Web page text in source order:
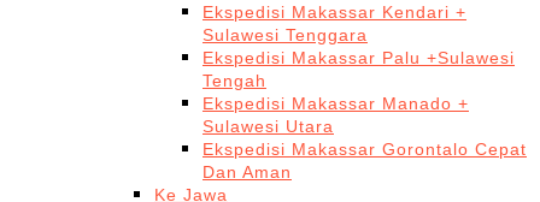
Ekspedisi Makassar Kendari +
Sulawesi Tenggara
Ekspedisi Makassar Palu +Sulawesi
Tengah
Ekspedisi Makassar Manado +
Sulawesi Utara
Ekspedisi Makassar Gorontalo Cepat
Dan Aman
Ke Jawa